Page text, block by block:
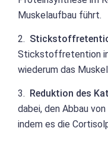
Muskelaufbau führt.
Stickstoffretention
wiederum das
Reduktion des
dabei, den Abbau
indem es die